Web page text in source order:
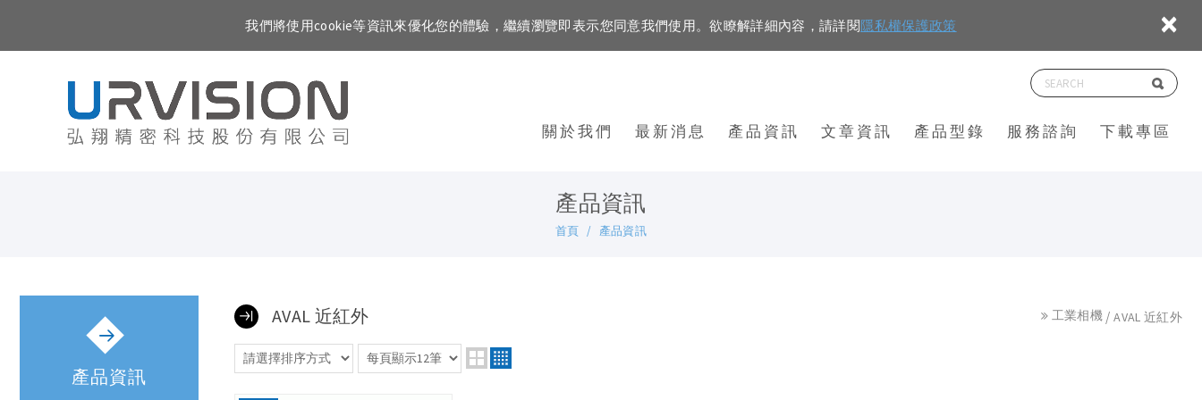
我們將使用cookie等資訊來優化您的體驗，繼續瀏覽即表示您同意我們使用。欲瞭解詳細內容，請詳閱隱私權保護政策 ×
關於我們 最新消息 產品資訊 文章資訊 產品型錄 服務諮詢 下載專區
產品資訊
首頁 產品資訊
產品資訊
工業相機 AVAL 近紅外
AVAL 近紅外